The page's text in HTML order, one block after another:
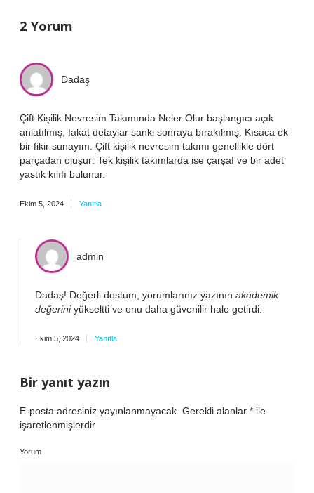
2 Yorum
Dadaş
Çift Kişilik Nevresim Takımında Neler Olur başlangıcı açık
anlatılmış, fakat detaylar sanki sonraya bırakılmış. Kısaca ek
bir fikir sunayım: Çift kişilik nevresim takımı genellikle dört
parçadan oluşur: Tek kişilik takımlarda ise çarşaf ve bir adet
yastık kılıfı bulunur.
Ekim 5, 2024 Yanıtla
admin
Dadaş! Değerli dostum, yorumlarınız yazının akademik
değeriniyükseltti ve onu daha güvenilir hale getirdi.
Ekim 5, 2024 Yanıtla
Bir yanıt yazın
E-posta adresiniz yayınlanmayacak. Gerekli alanlar * ile
işaretlenmişlerdir
Yorum